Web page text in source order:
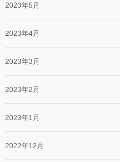
2023年5月
2023年4月
2023年3月
2023年2月
2023年1月
2022年12月